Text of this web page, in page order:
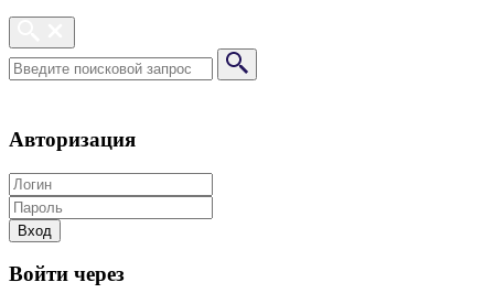
Авторизация
Вход
Войти через